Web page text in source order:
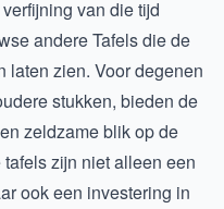
van die tijd
andere Tafelsdie de
laten zien. Voor degenen
stukken, bieden de
zeldzame blik op de
zijn niet alleen een
ook een investering in